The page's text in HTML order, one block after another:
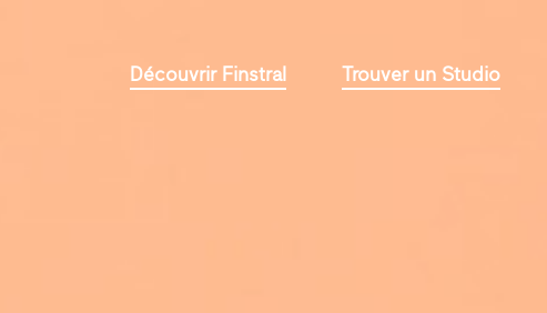
Découvrir Finstral Trouver un Studio